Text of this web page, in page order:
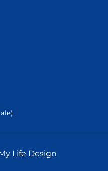
Life Design